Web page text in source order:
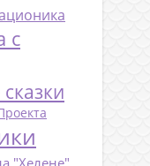
с
"Хелене"